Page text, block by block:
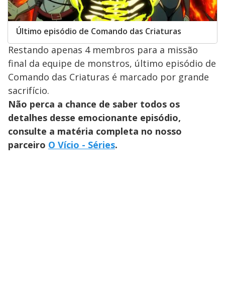
Último episódio de Comando das Criaturas
Restando apenas 4 membros para a missão
final da equipe de monstros, último episódio de
Comando das Criaturas é marcado por grande
sacrifício.
Não perca a chance de saber todos os
detalhes desse emocionante episódio,
consulte a matéria completa no nosso
parceiro O Vício - Séries.